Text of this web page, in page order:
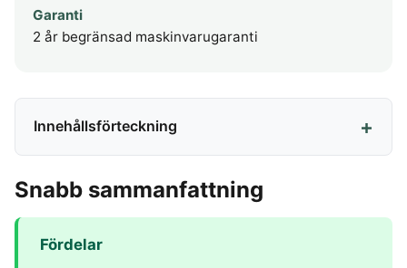
Garanti
2 år begränsad maskinvarugaranti
Innehållsförteckning
Snabb sammanfattning
Fördelar